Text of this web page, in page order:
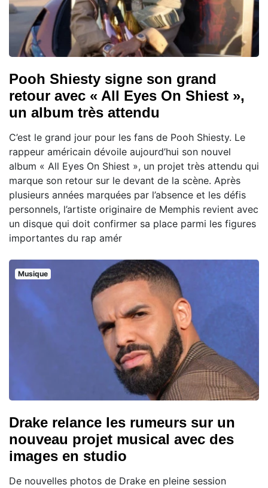
Pooh Shiesty signe son grand
retour avec « All Eyes On Shiest »,
un album très attendu
C’est le grand jour pour les fans de Pooh Shiesty. Le
rappeur américain dévoile aujourd’hui son nouvel
album « All Eyes On Shiest », un projet très attendu qui
marque son retour sur le devant de la scène. Après
plusieurs années marquées par l’absence et les défis
personnels, l’artiste originaire de Memphis revient avec
un disque qui doit confirmer sa place parmi les figures
importantes du rap amér
Musique
Drake relance les rumeurs sur un
nouveau projet musical avec des
images en studio
De nouvelles photos de Drake en pleine session